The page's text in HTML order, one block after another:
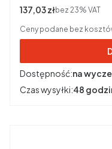
Cena netto
137,03 złbez 23% VAT
Ceny podane bez
Dostępność:na
Czas wysyłki:48